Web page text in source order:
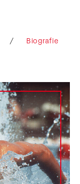
Biografie